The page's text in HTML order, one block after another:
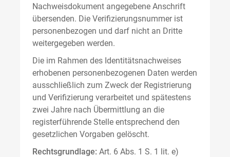
Nachweisdokument angegebene Anschrift
übersenden. Die Verifizierungsnummer ist
personenbezogen und darf nicht an Dritte
weitergegeben werden.
Die im Rahmen des Identitätsnachweises
erhobenen personenbezogenen Daten werden
ausschließlich zum Zweck der Registrierung
und Verifizierung verarbeitet und spätestens
zwei Jahre nach Übermittlung an die
registerführende Stelle entsprechend den
gesetzlichen Vorgaben gelöscht.
Rechtsgrundlage: Art. 6 Abs. 1 S. 1 lit. e)